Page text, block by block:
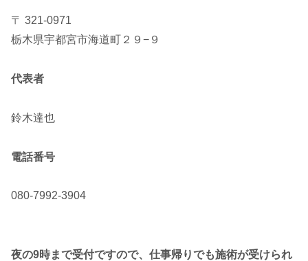
〒 321-0971
栃木県宇都宮市海道町２９−９
代表者
鈴木達也
電話番号
080-7992-3904
夜の9時まで受付ですので、仕事帰りでも施術が受けられ